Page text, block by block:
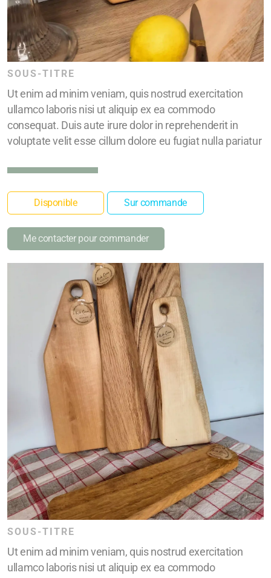
SOUS-TITRE
Ut enim ad minim veniam, quis nostrud exercitation
ullamco laboris nisi ut aliquip ex ea commodo
consequat. Duis aute irure dolor in reprehenderit in
voluptate velit esse cillum dolore eu fugiat nulla pariatur
Disponible Sur commande
Me contacter pour commander
SOUS-TITRE
Ut enim ad minim veniam, quis nostrud exercitation
ullamco laboris nisi ut aliquip ex ea commodo